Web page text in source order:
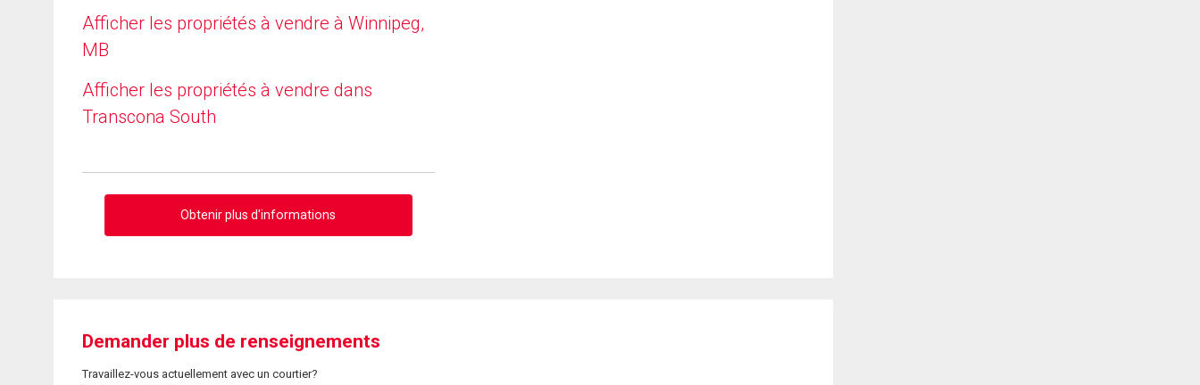
Afficher les propriétés à vendre à Winnipeg,
MB
Afficher les propriétés à vendre dans
Transcona South
Obtenir plus d'informations
Demander plus de renseignements
Travaillez-vous actuellement avec un courtier?